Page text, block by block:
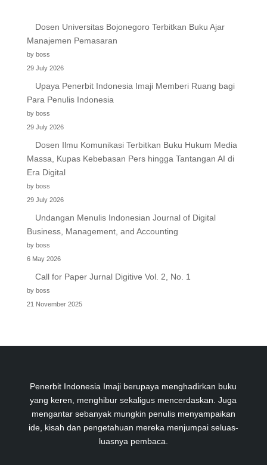
Dosen Universitas Bojonegoro Terbitkan Buku Ajar
Manajemen Pemasaran
by boss
29 July 2026
Upaya Penerbit Indonesia Imaji Memberi Ruang bagi
Para Penulis Indonesia
by boss
29 July 2026
Dosen Ilmu Komunikasi Terbitkan Buku Hukum Media
Massa, Kupas Kebebasan Pers hingga Tantangan AI di
Era Digital
by boss
29 July 2026
Undangan Menulis Indonesian Journal of Digital
Business, Management, and Accounting
by boss
6 May 2026
Call for Paper Jurnal Digitive Vol. 2, No. 1
by boss
21 November 2025
Penerbit Indonesia Imaji berupaya menghadirkan buku
yang keren, menghibur sekaligus mencerdaskan. Juga
mengantar sebanyak mungkin penulis menyampaikan
ide, kisah dan pengetahuan mereka menjumpai seluas-
luasnya pembaca.